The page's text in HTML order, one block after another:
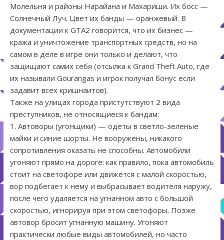
Молельня и районы Нарайана и Махариши. Их босс —
Солнечный Луч. Цвет их банды — оранжевый. В
документации к GTA2 говорится, что их бизнес —
кража и уничтожение транспортных средств, но на
самом в деле в игре они только и делают, что
защищают самих себя (отсылка к Grand Theft Auto, где
их называли Gourangas и игрок получал бонус если
задавит всех кришнаитов).
Также на улицах города пристутствуют 2 вида
преступников, не относящиеся к бандам:
1. Автоворы (угонщики) — одеты в светло-зеленые
майки и синие шорты. Не вооружены, никакого
сопротивления оказать не способны. Автомобили
угоняют прямо на дороге: как правило, пока автомобиль
стоит на светофоре или движется с малой скоростью,
вор подбегает к нему и выбрасывает водителя наружу,
после чего удаляется на угнанном авто с большой
скоростью, игнорируя при этом светофоры. Позже
автовор бросит угнанную машину. Угоняют
практически любые виды автомобилей, но часто